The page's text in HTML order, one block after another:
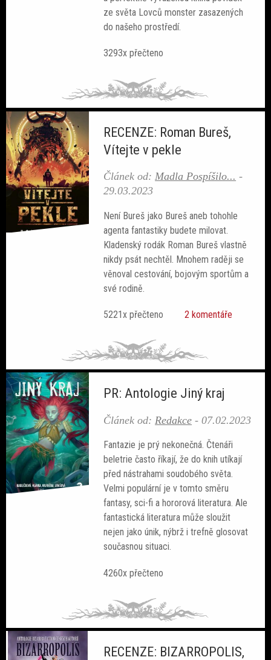
ze světa Lovců monster zasazených
do našeho prostředí.
3293x přečteno
RECENZE: Roman Bureš,
Vítejte v pekle
Článek od:Madla Pospíšilo... -
29.03.2023
Není Bureš jako Bureš aneb tohohle
agenta fantastiky budete milovat.
Kladenský rodák Roman Bureš vlastně
nikdy psát nechtěl. Mnohem raději se
věnoval cestování, bojovým sportům a
své rodině.
5221x přečteno 2 komentáře
PR: Antologie Jiný kraj
Článek od: Redakce -07.02.2023
Fantazie je prý nekonečná. Čtenáři
beletrie často říkají, že do knih utíkají
před nástrahami soudobého světa.
Velmi populární je v tomto směru
fantasy, sci-fi a hororová literatura. Ale
fantastická literatura může sloužit
nejen jako únik, nýbrž i trefně glosovat
současnou situaci.
4260x přečteno
RECENZE: BIZARROPOLIS,